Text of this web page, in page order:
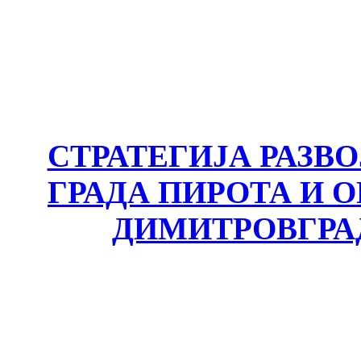
СТРАТЕГИЈА
ГРАДА ПИРОТА И